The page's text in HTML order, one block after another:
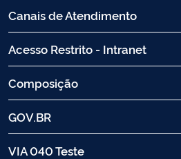
Canais de Atendimento
Acesso Restrito - Intranet
Composição
GOV.BR
VIA 040 Teste